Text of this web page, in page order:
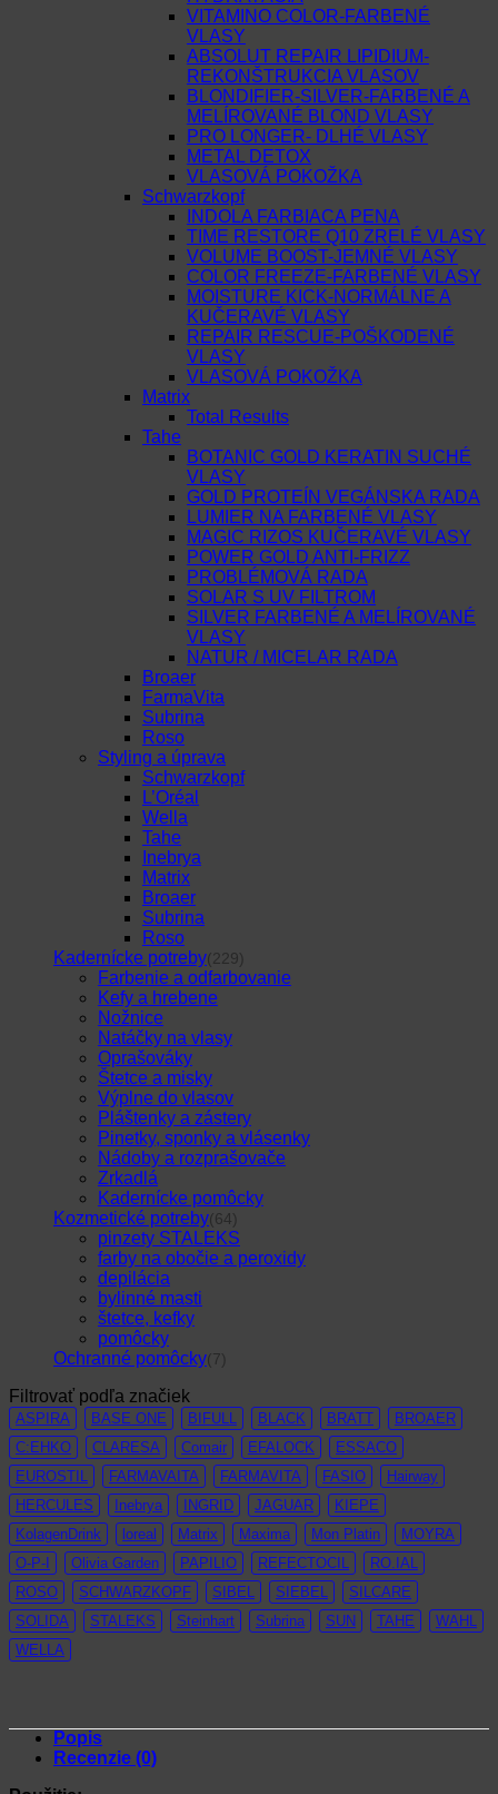
VITAMINO COLOR-FARBENÉ
VLASY
ABSOLUT REPAIR LIPIDIUM-
REKONŠTRUKCIA VLASOV
BLONDIFIER-SILVER-FARBENÉ A
MELÍROVANÉ BLOND VLASY
PRO LONGER- DLHÉ VLASY
METAL DETOX
VLASOVÁ POKOŽKA
Schwarzkopf
INDOLA FARBIACA PENA
TIME RESTORE Q10 ZRELÉ VLASY
VOLUME BOOST-JEMNÉ VLASY
COLOR FREEZE-FARBENÉ VLASY
MOISTURE KICK-NORMÁLNE A
KUČERAVÉ VLASY
REPAIR RESCUE-POŠKODENÉ
VLASY
VLASOVÁ POKOŽKA
Matrix
Total Results
Tahe
BOTANIC GOLD KERATIN SUCHÉ
VLASY
GOLD PROTEÍN VEGÁNSKA RADA
LUMIER NA FARBENÉ VLASY
MAGIC RIZOS KUČERAVÉ VLASY
POWER GOLD ANTI-FRIZZ
PROBLÉMOVÁ RADA
SOLAR S UV FILTROM
SILVER FARBENÉ A MELÍROVANÉ
VLASY
NATUR / MICELAR RADA
Broaer
FarmaVita
Subrina
Roso
Styling a úprava
Schwarzkopf
L’Oréal
Wella
Tahe
Inebrya
Matrix
Broaer
Subrina
Roso
Kadernícke potreby(229)
Farbenie a odfarbovanie
Kefy a hrebene
Nožnice
Natáčky na vlasy
Oprašováky
Štetce a misky
Výplne do vlasov
Pláštenky a zástery
Pinetky, sponky a vlásenky
Nádoby a rozprašovače
Zrkadlá
Kadernícke pomôcky
Kozmetické potreby(64)
pinzety STALEKS
farby na obočie a peroxidy
depilácia
bylinné masti
štetce, kefky
pomôcky
Ochranné pomôcky(7)
Filtrovať podľa značiek
ASPIRA BASE ONE BIFULL BLACK BRATT
BROAER
C:EHKO
CLARESA Comair EFALOCK
ESSACO
EUROSTIL
FARMAVAITA FARMAVITA FASIO
Hairway
HERCULES
Inebrya INGRID JAGUAR
KIEPE
KolagenDrink
loreal Matrix Maxima Mon Platin
MOYRA
O-P-I
Olivia Garden PAPILIO REFECTOCIL
RO.IAL
ROSO
SCHWARZKOPF SIBEL SIEBEL
SILCARE
SOLIDA
STALEKS Steinhart Subrina SUN TAHE
WAHL
WELLA
Popis
Recenzie (0)